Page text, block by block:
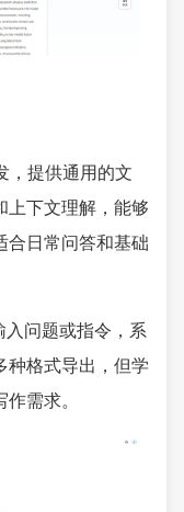
，提供通用的文
上下文理解，能够
合日常问答和基础
入问题或指令，系
种格式导出，但学
需求。